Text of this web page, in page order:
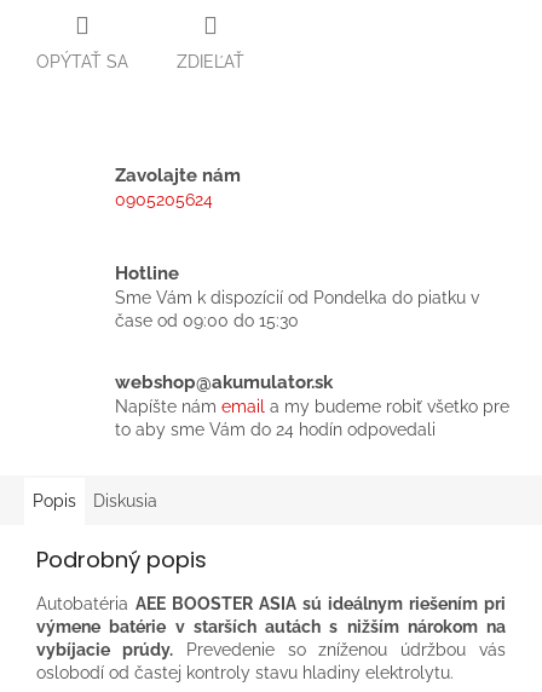
OPÝTAŤ SA ZDIEĽAŤ
Zavolajte nám
0905205624
Hotline
Sme Vám k dispozícií od Pondelka do piatku v
čase od 09:00 do 15:30
webshop@akumulator.sk
Napíšte nám email a my budeme robiť všetko pre
to aby sme Vám do 24 hodín odpovedali
Popis Diskusia
Podrobný popis
Autobatéria AEE BOOSTER ASIA sú ideálnym riešením pri
výmene batérie v starších autách s nižším nárokom na
vybíjacie prúdy.Prevedenie so zníženou údržbou vás
oslobodí od častej kontroly stavu hladiny elektrolytu.